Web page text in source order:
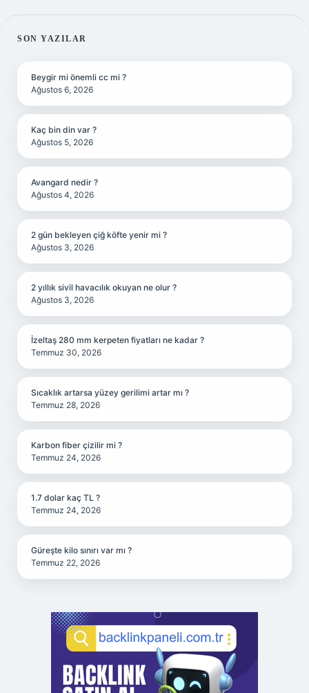
SIDEBAR
SON YAZILAR
Beygir mi önemli cc mi ?
Ağustos 6, 2026
Kaç bin din var ?
Ağustos 5, 2026
Avangard nedir ?
Ağustos 4, 2026
2 gün bekleyen çiğ köfte yenir mi ?
Ağustos 3, 2026
2 yıllık sivil havacılık okuyan ne olur ?
Ağustos 3, 2026
İzeltaş 280 mm kerpeten fiyatları ne kadar ?
Temmuz 30, 2026
Sıcaklık artarsa yüzey gerilimi artar mı ?
Temmuz 28, 2026
Karbon fiber çizilir mi ?
Temmuz 24, 2026
1.7 dolar kaç TL ?
Temmuz 24, 2026
Güreşte kilo sınırı var mı ?
Temmuz 22, 2026